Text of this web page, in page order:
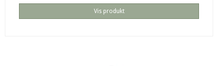
Vis produkt